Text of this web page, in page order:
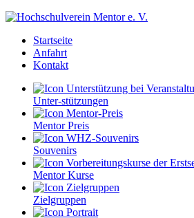
Startseite
Anfahrt
Kontakt
Unter-stützungen
Mentor Preis
Souvenirs
Mentor Kurse
Zielgruppen